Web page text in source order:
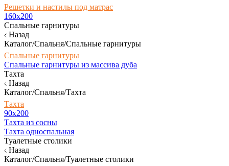
Решетки и настилы под матрас
160х200
Спальные гарнитуры
Назад
Каталог/Спальня/Спальные гарнитуры
Спальные гарнитуры
Спальные гарнитуры из массива дуба
Тахта
Назад
Каталог/Спальня/Тахта
Тахта
90х200
Тахта из сосны
Тахта односпальная
Туалетные столики
Назад
Каталог/Спальня/Туалетные столики